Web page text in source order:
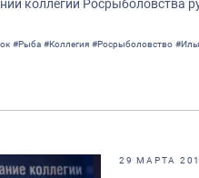
коллегии Росрыболовства
#Рыба #Коллегия #Росрыболовство
29 МАРТА